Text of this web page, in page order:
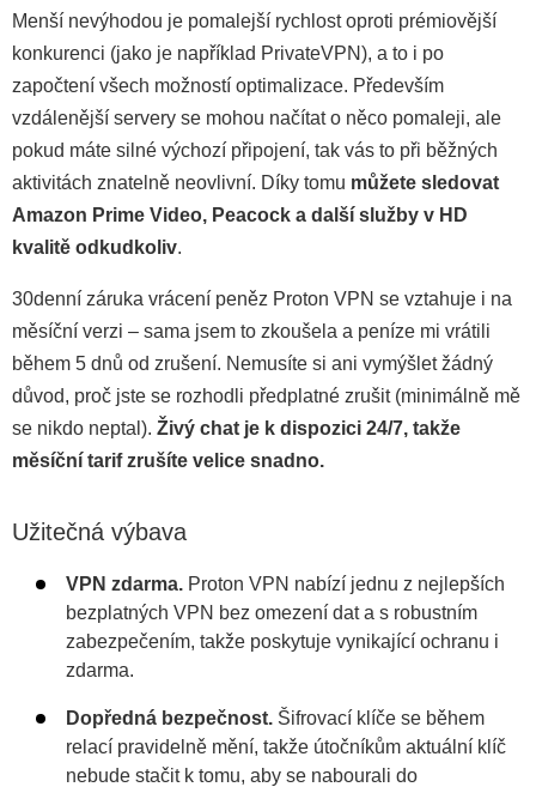
Menší nevýhodou je pomalejší rychlost oproti prémiovější
konkurenci (jako je například PrivateVPN), a to i po
započtení všech možností optimalizace. Především
vzdálenější servery se mohou načítat o něco pomaleji, ale
pokud máte silné výchozí připojení, tak vás to při běžných
aktivitách znatelně neovlivní. Díky tomu můžete sledovat
Amazon Prime Video, Peacock a další služby v HD
kvalitě odkudkoliv.
30denní záruka vrácení peněz Proton VPN se vztahuje i na
měsíční verzi – sama jsem to zkoušela a peníze mi vrátili
během 5 dnů od zrušení. Nemusíte si ani vymýšlet žádný
důvod, proč jste se rozhodli předplatné zrušit (minimálně mě
se nikdo neptal). Živý chat je k dispozici 24/7, takže
měsíční tarif zrušíte velice snadno.
Užitečná výbava
VPN zdarma. Proton VPN nabízí jednu z nejlepších
bezplatných VPN bez omezení dat a s robustním
zabezpečením, takže poskytuje vynikající ochranu i
zdarma.
Dopředná bezpečnost. Šifrovací klíče se během
relací pravidelně mění, takže útočníkům aktuální klíč
nebude stačit k tomu, aby se nabourali do